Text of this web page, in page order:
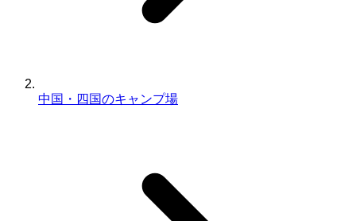
中国・四国のキャンプ場